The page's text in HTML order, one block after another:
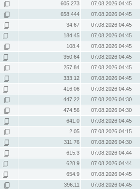
605.273
07.08.2026 04:45
658.444
07.08.2026 04:45
34.67
07.08.2026 04:45
184.45
07.08.2026 04:45
108.4
07.08.2026 04:45
350.64
07.08.2026 04:45
257.84
07.08.2026 04:45
333.12
07.08.2026 04:45
416.06
07.08.2026 04:45
447.22
07.08.2026 04:30
474.56
07.08.2026 04:30
641.0
07.08.2026 04:45
2.05
07.08.2026 04:15
311.76
07.08.2026 04:30
615.3
07.08.2026 04:44
628.9
07.08.2026 04:44
654.9
07.08.2026 04:45
396.11 07.08.2026 04:45